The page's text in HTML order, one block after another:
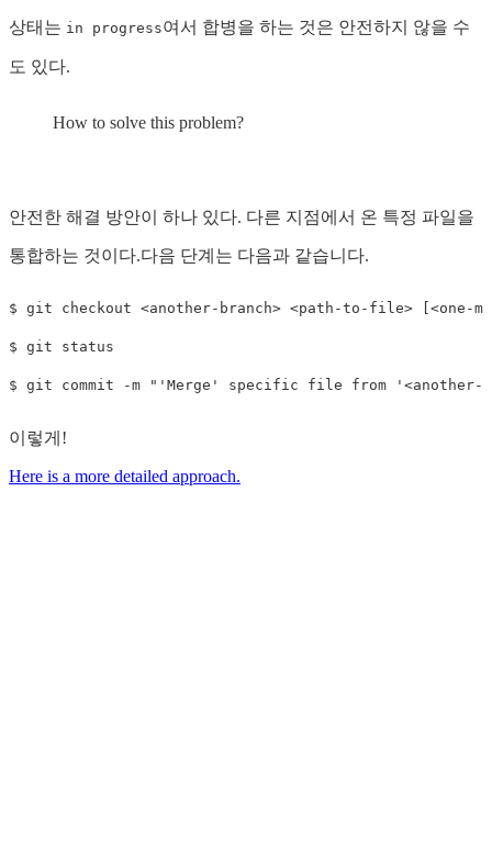
상태는 in progress여서 합병을 하는 것은 안전하지 않을 수
도 있다.
How to solve this problem?
안전한 해결 방안이 하나 있다. 다른 지점에서 온 특정 파일을
통합하는 것이다.다음 단계는 다음과 같습니다.
$ git checkout <another-branch> <path-to-file>
$ git status
이렇게!
Here is a more detailed approach.